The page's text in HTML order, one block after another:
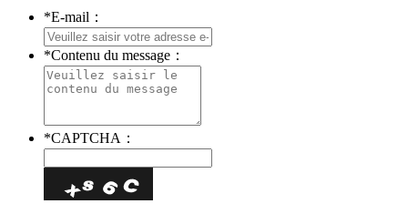
*E-mail：
*Contenu du message：
*CAPTCHA：